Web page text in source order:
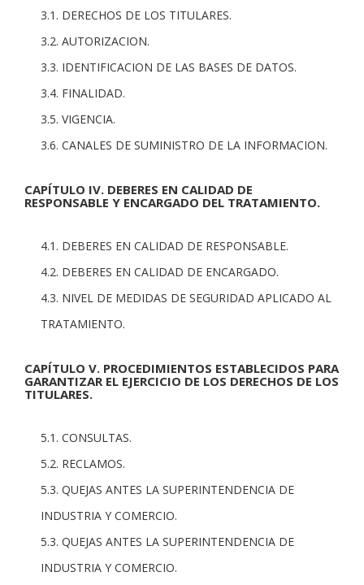
3.1. DERECHOS DE LOS TITULARES.
3.2. AUTORIZACION.
3.3. IDENTIFICACION DE LAS BASES DE DATOS.
3.4. FINALIDAD.
3.5. VIGENCIA.
3.6. CANALES DE SUMINISTRO DE LA INFORMACION.
CAPÍTULO IV. DEBERES EN CALIDAD DE
RESPONSABLE Y ENCARGADO DEL TRATAMIENTO.
4.1. DEBERES EN CALIDAD DE RESPONSABLE.
4.2. DEBERES EN CALIDAD DE ENCARGADO.
4.3. NIVEL DE MEDIDAS DE SEGURIDAD APLICADO AL
TRATAMIENTO.
CAPÍTULO V. PROCEDIMIENTOS ESTABLECIDOS PARA
GARANTIZAR EL EJERCICIO DE LOS DERECHOS DE LOS
TITULARES.
5.1. CONSULTAS.
5.2. RECLAMOS.
5.3. QUEJAS ANTES LA SUPERINTENDENCIA DE
INDUSTRIA Y COMERCIO.
5.3. QUEJAS ANTES LA SUPERINTENDENCIA DE
INDUSTRIA Y COMERCIO.